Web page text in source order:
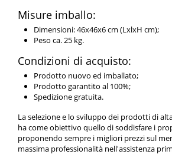
Misure imballo:
Dimensioni: 46x46x6 cm (LxlxH cm);
Peso ca. 25 kg.
Condizioni di acquisto:
Prodotto nuovo ed imballato;
Prodotto garantito al 100%;
Spedizione gratuita.
La selezione e lo sviluppo dei prodotti di
ha come obiettivo quello di soddisfare i
proponendo sempre i migliori prezzi sul
massima professionalità nell'assistenza